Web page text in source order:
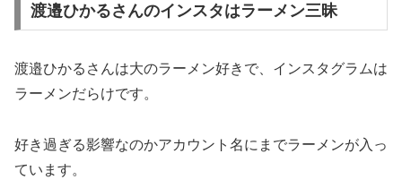
渡邉ひかるさんのインスタはラーメン三昧
渡邉ひかるさんは大のラーメン好きで、インスタグラムは
ラーメンだらけです。
好き過ぎる影響なのかアカウント名にまでラーメンが入っ
ています。